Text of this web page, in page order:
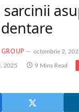
GROUP octombrie 2,
2025 9 Mins Read